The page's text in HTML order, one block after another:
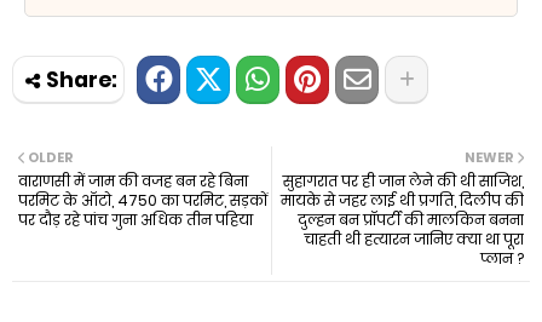
NEWER
सुहागरात पर ही जान लेने की थी साजिश,
मायके से जहर लाई थी प्रगति, दिलीप की
दुल्हन बन प्रॉपर्टी की मालकिन बनना
चाहती थी हत्यारन जानिए क्या था पूरा
प्लान ?
OLDER
वाराणसी में जाम की वजह बन रहे बिना
परमिट के ऑटो, 4750 का परमिट, सड़कों
पर दौड़ रहे पांच गुना अधिक तीन पहिया